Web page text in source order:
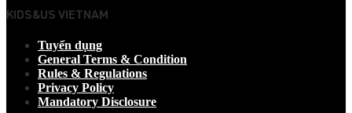
KIDS&US VIETNAM
Tuyển dụng
General Terms & Condition
Rules & Regulations
Privacy Policy
Mandatory Disclosure